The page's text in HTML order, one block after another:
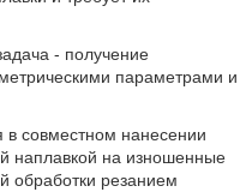
- получение
параметрами и
в совместном нанесении
наплавкой на изношенные
обработки резанием